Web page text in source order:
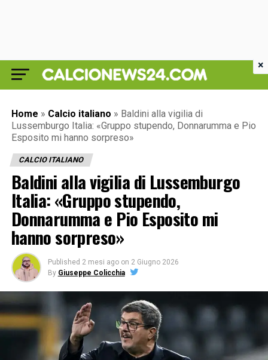
Home » Calcio italiano » Baldini alla vigilia di
Lussemburgo Italia: «Gruppo stupendo, Donnarumma e Pio
Esposito mi hanno sorpreso»
CALCIO ITALIANO
Baldini alla vigilia di Lussemburgo
Italia: «Gruppo stupendo,
Donnarumma e Pio Esposito mi
hanno sorpreso»
Published 2 mesi ago on 2 Giugno 2026
By Giuseppe Colicchia
×